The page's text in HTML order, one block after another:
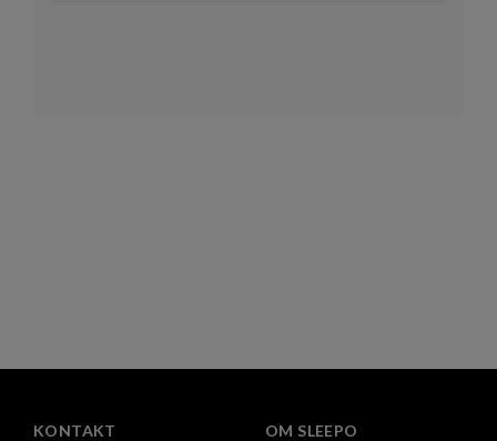
KONTAKT OM SLEEPO